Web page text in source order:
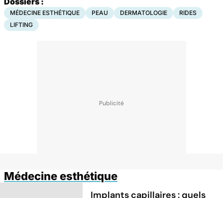
MÉDECINE ESTHÉTIQUE PEAU DERMATOLOGIE
RIDES
LIFTING
Médecine esthétique
Implants capillaires : quels